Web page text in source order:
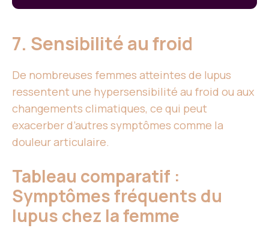
7. Sensibilité au froid
De nombreuses femmes atteintes de lupus
ressentent une hypersensibilité au froid ou aux
changements climatiques, ce qui peut
exacerber d’autres symptômes comme la
douleur articulaire.
Tableau comparatif :
Symptômes fréquents du
lupus chez la femme